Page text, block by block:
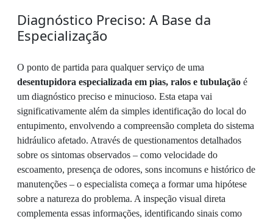
Diagnóstico Preciso: A Base da
Especialização
O ponto de partida para qualquer serviço de uma
desentupidora especializada em pias, ralos e tubulação é
um diagnóstico preciso e minucioso. Esta etapa vai
significativamente além da simples identificação do local do
entupimento, envolvendo a compreensão completa do sistema
hidráulico afetado. Através de questionamentos detalhados
sobre os sintomas observados – como velocidade do
escoamento, presença de odores, sons incomuns e histórico de
manutenções – o especialista começa a formar uma hipótese
sobre a natureza do problema. A inspeção visual direta
complementa essas informações, identificando sinais como